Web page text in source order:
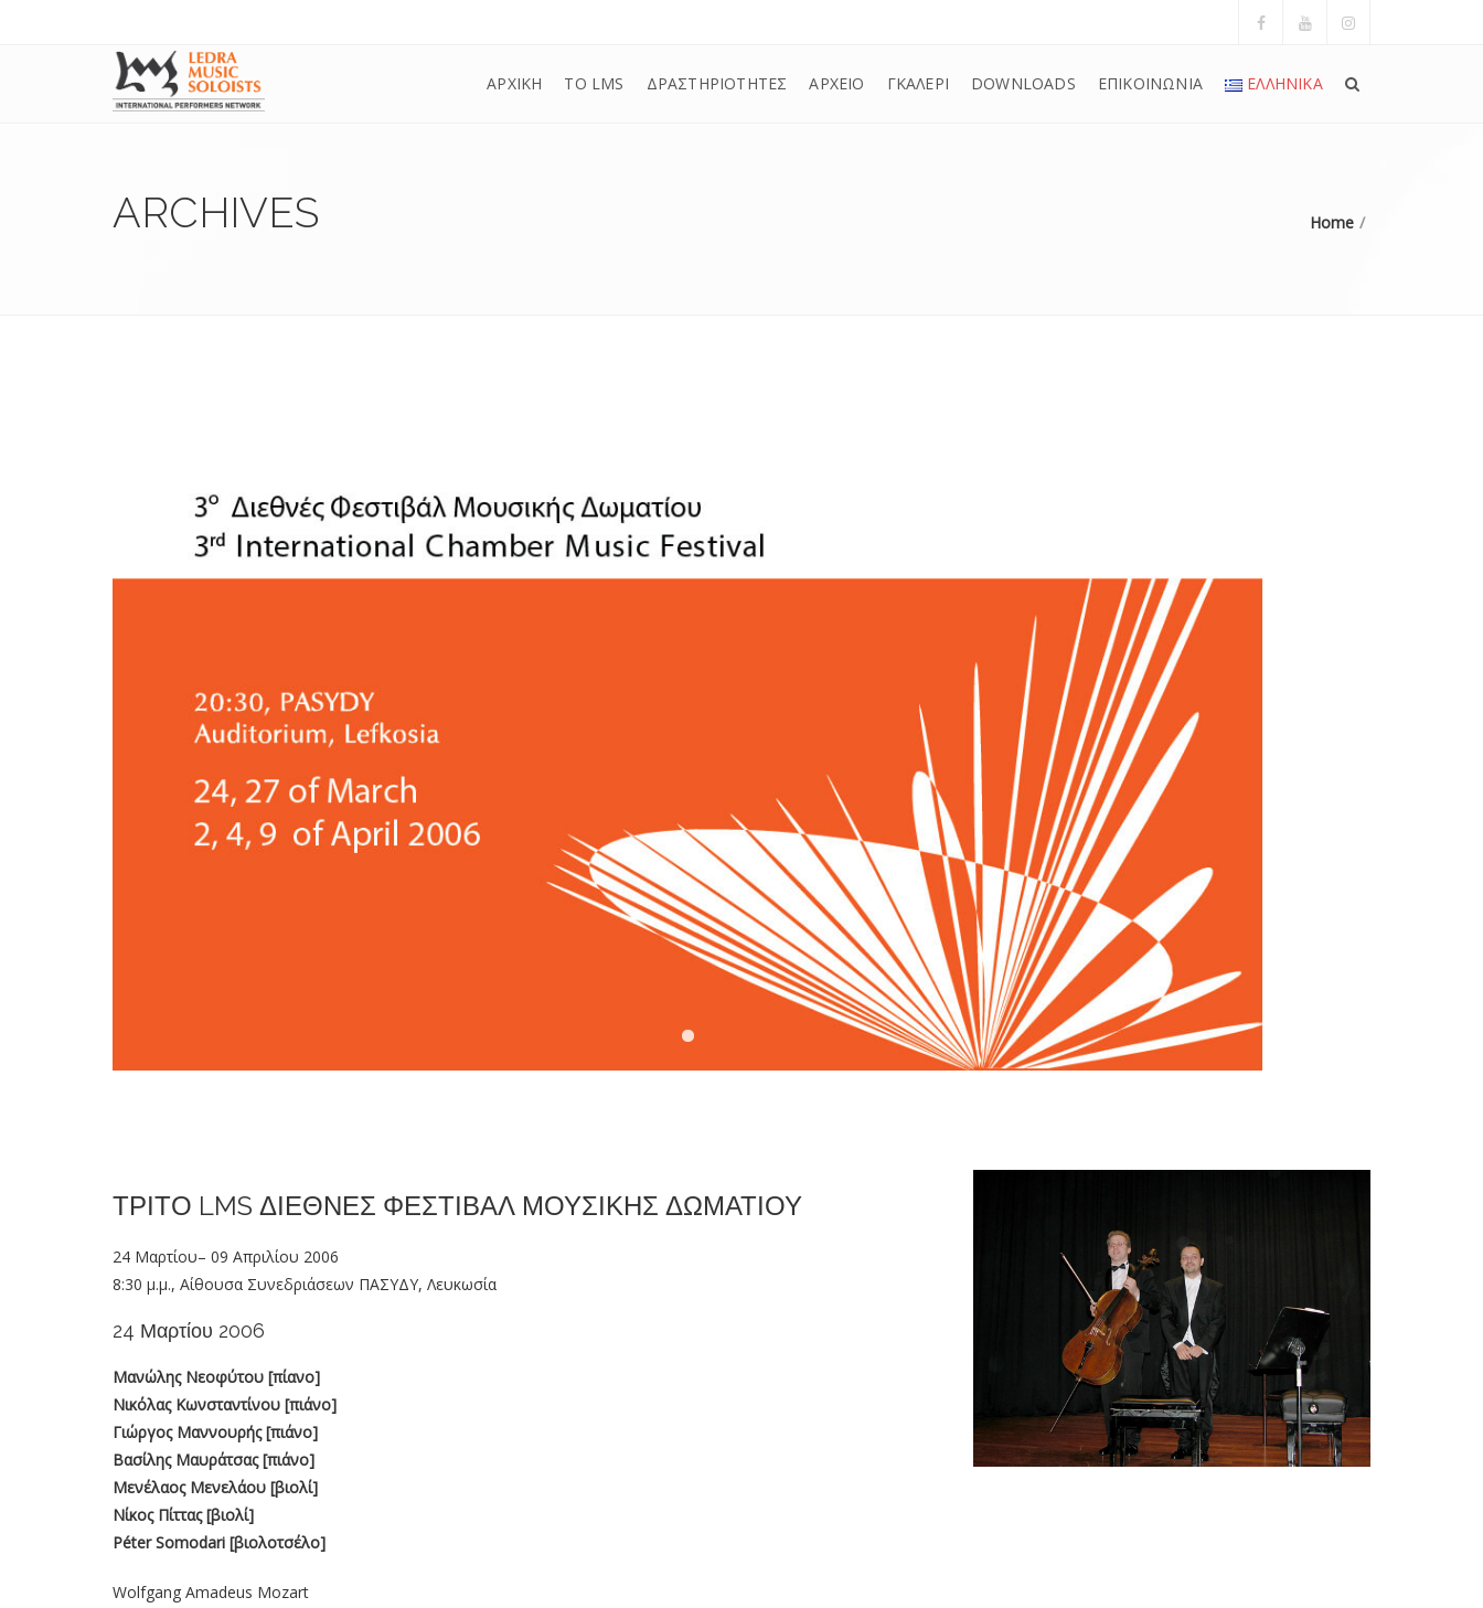
ΑΡΧΙΚΗ ΤΟ LMS ΔΡΑΣΤΗΡΙΟΤΗΤΕΣ ΑΡΧΕΙΟ ΓΚΑΛΕΡΙ DOWNLOADS ΕΠΙΚΟΙΝΩΝΙΑ ΕΛΛΗΝΙΚΆ
ARCHIVES Home
ΤΡΙΤΟ LMS ΔΙΕΘΝΕΣ ΦΕΣΤΙΒΑΛ ΜΟΥΣΙΚΗΣ ΔΩΜΑΤΙΟΥ
24 Μαρτίου– 09 Απριλίου 2006
8:30 μ.μ., Αίθουσα Συνεδριάσεων ΠΑΣΥΔΥ, Λευκωσία
24 Μαρτίου 2006
Μανώλης Νεοφύτου [πίανο]
Νικόλας Κωνσταντίνου [πιάνο]
Γιώργος Μαννουρής [πιάνο]
Βασίλης Μαυράτσας [πιάνο]
Μενέλαος Μενελάου [βιολί]
Νίκος Πίττας [βιολί]
Péter Somodari [βιολοτσέλο]
Wolfgang Amadeus Mozart